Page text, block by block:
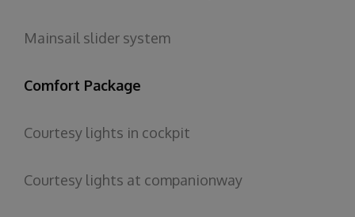
Mainsail slider system
Comfort Package
Courtesy lights in cockpit
Courtesy lights at companionway